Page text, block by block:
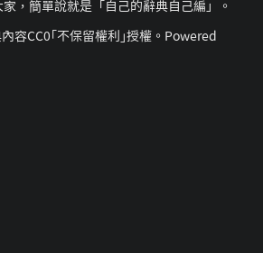
，簡單說就是「自己的辭典自己編」。
容CC0｢不保留權利｣授權。Powered